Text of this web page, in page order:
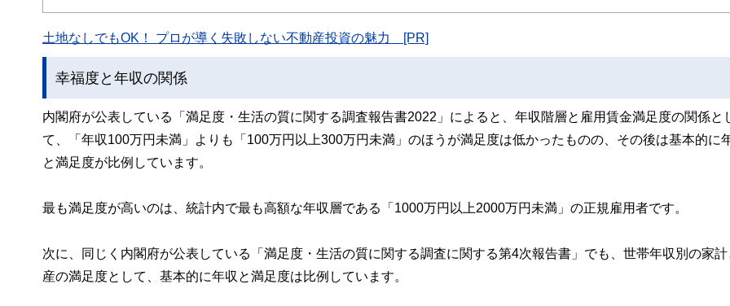
私たちは、快適でより良い生活のアイデアを提供するお金のコンシェルジュを目指します。
土地なしでもOK！ プロが導く失敗しない不動産投資の魅力 [PR]
幸福度と年収の関係
内閣府が公表している「満足度・生活の質に関する調査報告書2022」によると、年収階層と雇用賃金満足度の関係と
て、「年収100万円未満」よりも「100万円以上300万円未満」のほうが満足度は低かったものの、その後は基本的に
と満足度が比例しています。
最も満足度が高いのは、統計内で最も高額な年収層である「1000万円以上2000万円未満」の正規雇用者です。
次に、同じく内閣府が公表している「満足度・生活の質に関する調査に関する第4次報告書」でも、世帯年収別の家計
産の満足度として、基本的に年収と満足度は比例しています。